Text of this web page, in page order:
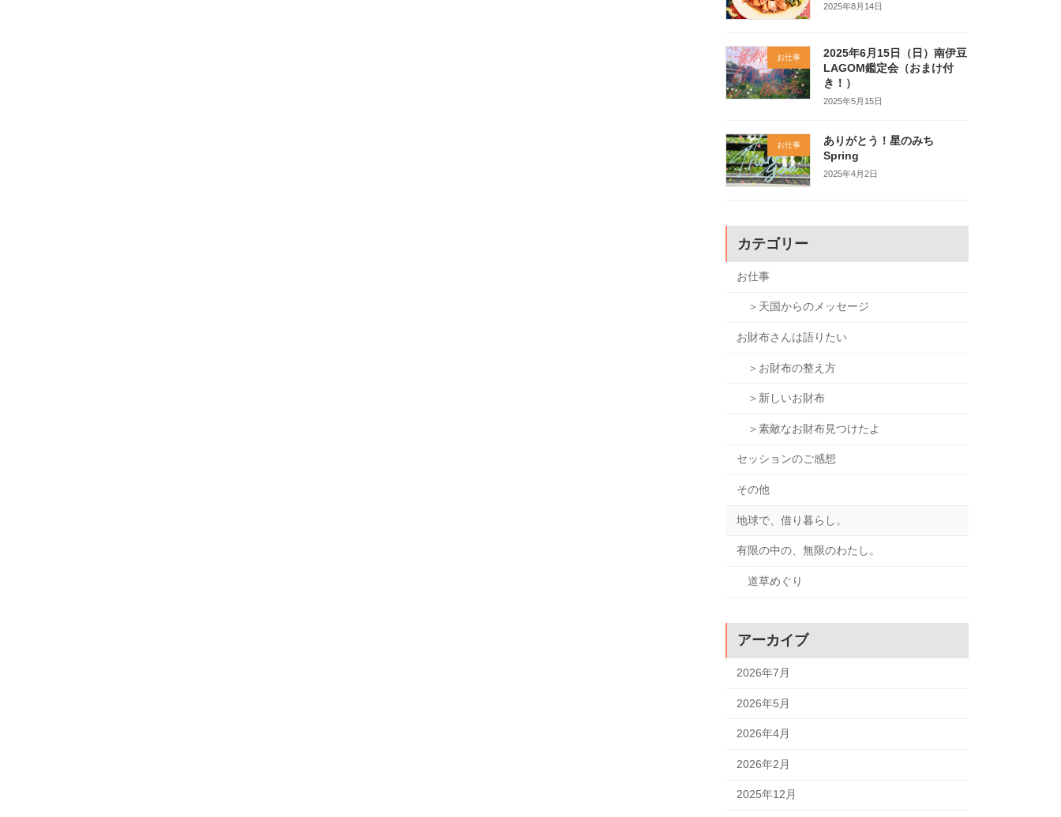
2025年8月14日
お仕事
2025年6月15日（日）南伊豆
LAGOM鑑定会（おまけ付
き！）
2025年5月15日
お仕事
ありがとう！星のみち
Spring
2025年4月2日
カテゴリー
お仕事
＞天国からのメッセージ
お財布さんは語りたい
＞お財布の整え方
＞新しいお財布
＞素敵なお財布見つけたよ
セッションのご感想
その他
地球で、借り暮らし。
有限の中の、無限のわたし。
道草めぐり
アーカイブ
2026年7月
2026年5月
2026年4月
2026年2月
2025年12月